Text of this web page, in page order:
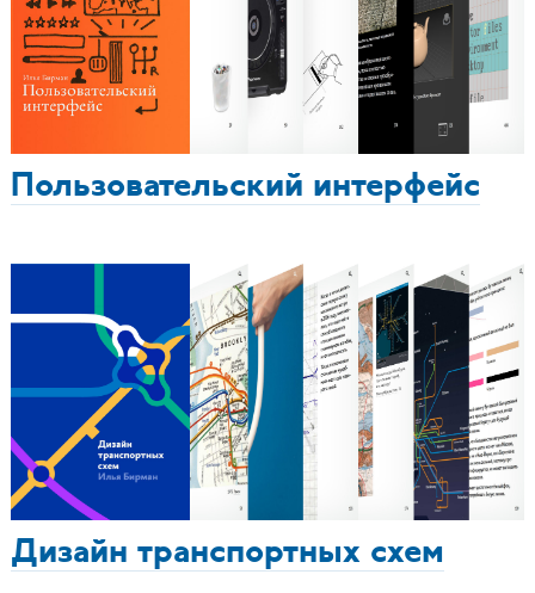
Пользовательский интерфейс
Дизайн транспортных схем